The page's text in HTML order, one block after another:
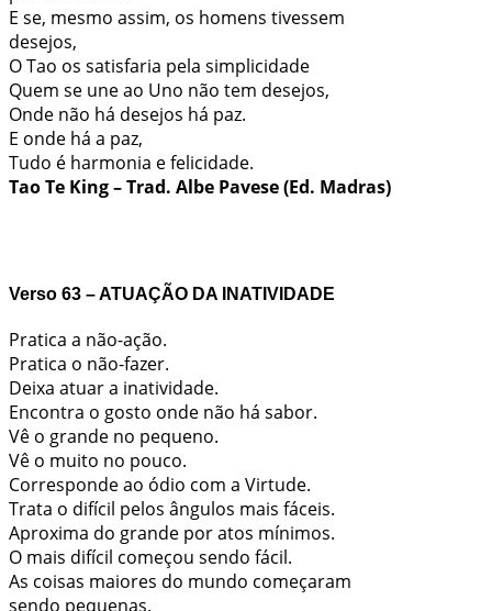
E se, mesmo assim, os homens tivessem
desejos,
O Tao os satisfaria pela simplicidade
Quem se une ao Uno não tem desejos,
Onde não há desejos há paz.
E onde há a paz,
Tudo é harmonia e felicidade.
Tao Te King – Trad. Albe Pavese (Ed. Madras)
Verso 63 – ATUAÇÃO DA INATIVIDADE
Pratica a não-ação.
Pratica o não-fazer.
Deixa atuar a inatividade.
Encontra o gosto onde não há sabor.
Vê o grande no pequeno.
Vê o muito no pouco.
Corresponde ao ódio com a Virtude.
Trata o difícil pelos ângulos mais fáceis.
Aproxima do grande por atos mínimos.
O mais difícil começou sendo fácil.
As coisas maiores do mundo começaram
sendo pequenas.